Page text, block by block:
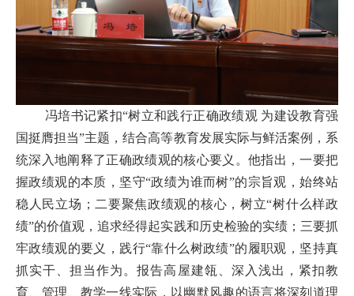
冯培书记紧扣“树立和践行正确政绩观 为建设教育强
国挺膺担当”主题，结合高等教育发展实际与鲜活案例，系
统深入地阐释了正确政绩观的核心要义。他指出，一要把
握政绩观的本质，坚守“政绩为谁而树”的宗旨观，始终站
稳人民立场；二要聚焦政绩观的核心，树立“树什么样政
绩”的价值观，追求经得起实践和历史检验的实绩；三要抓
牢政绩观的要义，践行“靠什么树政绩”的履职观，坚持真
抓实干、担当作为。报告高屋建瓴、深入浅出，紧扣教
育、管理、教学一线实际，以幽默风趣的语言将深刻道理